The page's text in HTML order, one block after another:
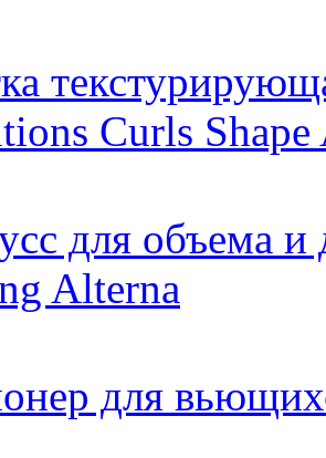
Curls
для объема и
Alterna
для